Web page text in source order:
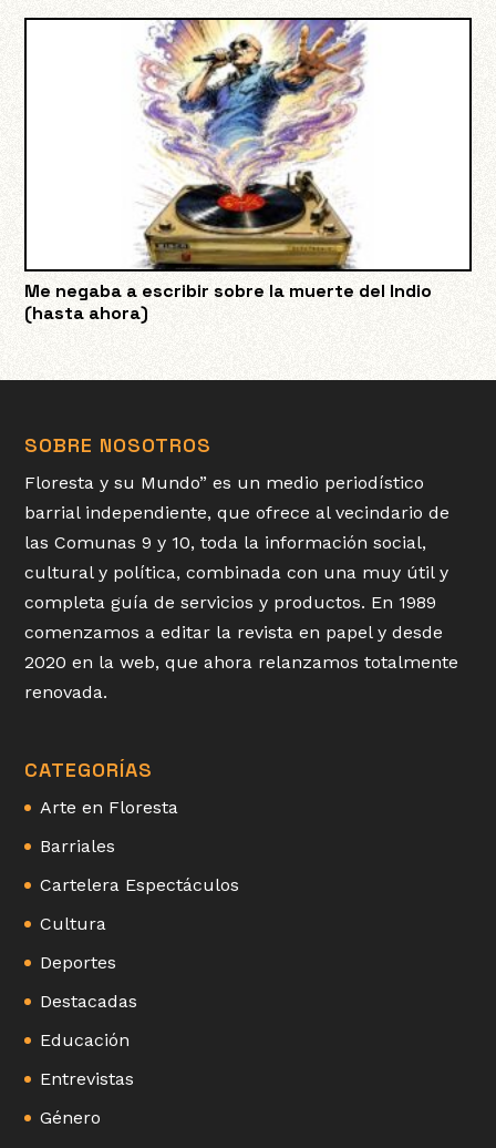
Me negaba a escribir sobre la muerte del Indio
(hasta ahora)
SOBRE NOSOTROS
Floresta y su Mundo” es un medio periodístico
barrial independiente, que ofrece al vecindario de
las Comunas 9 y 10, toda la información social,
cultural y política, combinada con una muy útil y
completa guía de servicios y productos. En 1989
comenzamos a editar la revista en papel y desde
2020 en la web, que ahora relanzamos totalmente
renovada.
CATEGORÍAS
Arte en Floresta
Barriales
Cartelera Espectáculos
Cultura
Deportes
Destacadas
Educación
Entrevistas
Género